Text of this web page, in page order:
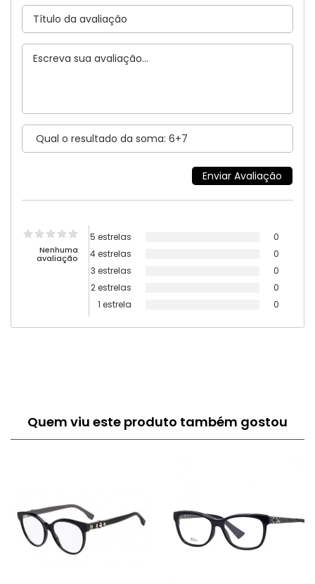
Nenhuma
avaliação
5 estrelas
0
4 estrelas
0
3 estrelas
0
2 estrelas
0
1 estrela
0
Quem viu este produto também gostou